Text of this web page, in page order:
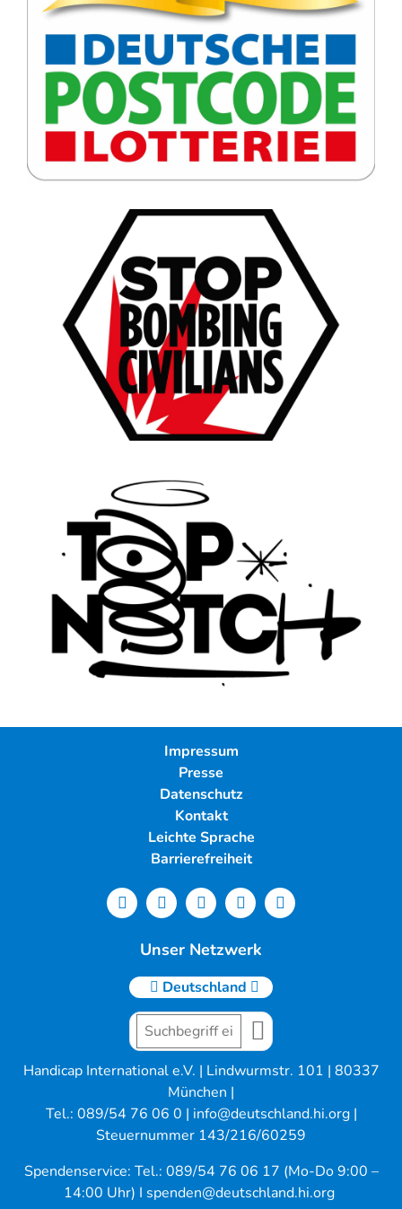
Impressum
Presse
Datenschutz
Kontakt
Leichte Sprache
Barrierefreiheit
Unser Netzwerk
Deutschland
Handicap International e.V. | Lindwurmstr. 101 | 80337
München |
Tel.: 089/54 76 06 0 | info@deutschland.hi.org|
Steuernummer 143/216/60259
Spendenservice: Tel.: 089/54 76 06 17 (Mo-Do 9:00 –
14:00 Uhr) I spenden@deutschland.hi.org